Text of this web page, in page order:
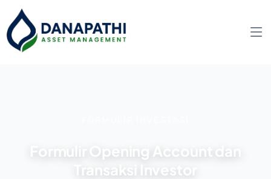
Formulir Opening Account dan
Transaksi Investor